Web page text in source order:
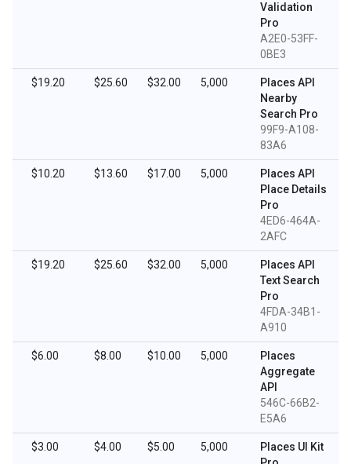
Validation
Pro
A2E0-53FF-
0BE3
Places API
Nearby
Search Pro
99F9-A108-
83A6
5,000
$32.00
$25.60
$19.20
Places API
Place Details
Pro
4ED6-464A-
2AFC
5,000
$17.00
$13.60
$10.20
Places API
Text Search
Pro
4FDA-34B1-
A910
5,000
$32.00
$25.60
$19.20
Places
Aggregate
API
546C-66B2-
E5A6
5,000
$10.00
$8.00
$6.00
Places UI Kit
5,000
$5.00
$4.00
$3.00